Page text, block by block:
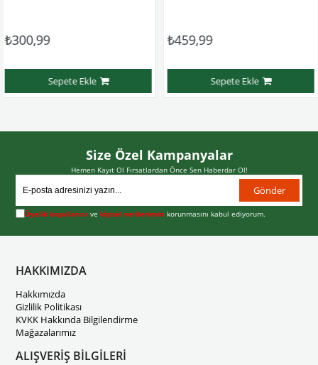
Sepete Ekle
₺459,99
Sepete Ekle
Size Özel Kampanyalar
Hemen Kayıt Ol Fırsatlardan Önce Sen Haberdar Ol!
Gönder
Üyelik koşullarını vekişisel verilerimin korunmasını kabul ediyorum.
HAKKIMIZDA
Hakkımızda
Gizlilik Politikası
KVKK Hakkında Bilgilendirme
Mağazalarımız
ALIŞVERİŞ BİLGİLERİ